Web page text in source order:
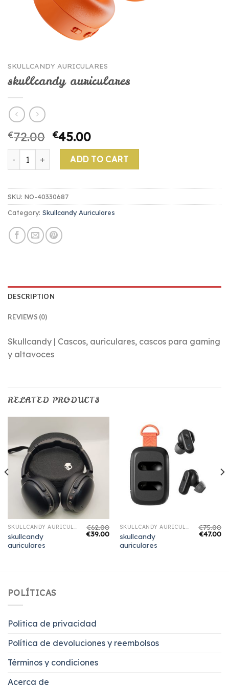
SKULLCANDY AURICULARES
skullcandy auriculares
€72.00 €45.00
skullcandy auriculares quantity
ADD TO CART
SKU: NO-40330687
Category: Skullcandy Auriculares
DESCRIPTION
REVIEWS (0)
Skullcandy | Cascos, auriculares, cascos para gaming
y altavoces
RELATED PRODUCTS
SKULLCANDY AURICULARES
skullcandy
auriculares
€62.00
€39.00
SKULLCANDY AURICULARES
skullcandy
auriculares
€75.00
€47.00
POLÍTICAS
Politica de privacidad
Política de devoluciones y reembolsos
Términos y condiciones
Acerca de